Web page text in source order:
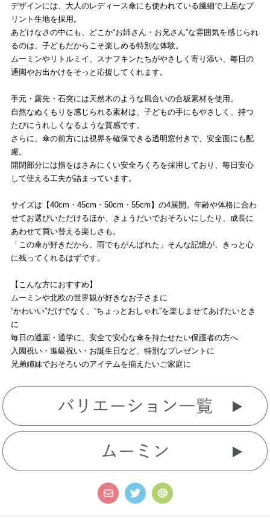
デザインには、大人のレディース傘にも使われている繊細で上品なプ
リント生地を採用。
あどけなさの中にも、どこか“お姉さん・お兄さん”な雰囲気を感じられ
るのは、子どもだからこそ楽しめる特別な体験。
ムーミンやリトルミイ、スナフキンたちがやさしく寄り添い、毎日の
通園やお出かけをそっと応援してくれます。
手元・露先・石突には天然木のような風合いの合板素材を使用。
自然なぬくもりを感じられる素材は、子どもの手にもやさしく、持つ
たびにうれしくなるような質感です。
さらに、傘の前方には視界を確保できる透明窓付きで、安全面にも配
慮。
開閉部分には指をはさみにくい安全ろくろを採用しており、毎日安心
して使える工夫が詰まっています。
サイズは【40cm・45cm・50cm・55cm】の4展開。年齢や体格に合わ
せてお選びいただけるほか、きょうだいでおそろいにしたり、成長に
あわせて買い替える楽しさも。
「この傘が好きだから、雨でもがんばれた」そんな記憶が、きっと心
に残ってくれるはずです。
【こんな方におすすめ】
ムーミンや北欧の世界観が好きなお子さまに
“かわいい”だけでなく、“ちょっとおしゃれ”を楽しませてあげたいとき
に
毎日の通園・通学に、安全で安心な傘を持たせたい保護者の方へ
入園祝い・進級祝い・お誕生日など、特別なプレゼントに
兄弟姉妹でおそろいのアイテムを揃えたいご家庭に